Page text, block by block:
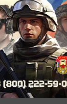
Телеграм,
,Твиттер,